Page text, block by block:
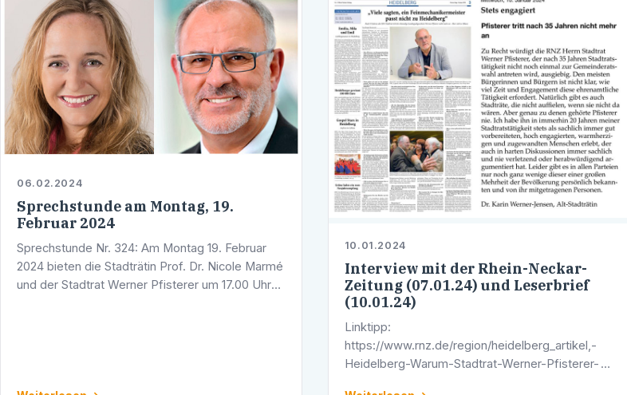
06.02.2024
Sprechstunde am Montag, 19.
Februar 2024
Sprechstunde Nr. 324: Am Montag 19. Februar
2024 bieten die Stadträtin Prof. Dr. Nicole Marmé
und der Stadtrat Werner Pfisterer um 17.00 Uhr
10.01.2024
Interview mit der Rhein-Neckar-
Zeitung (07.01.24) und Leserbrief
(10.01.24)
Linktipp:
https://www.rnz.de/region/heidelberg_artikel,-
Heidelberg-Warum-Stadtrat-Werner-Pfisterer-